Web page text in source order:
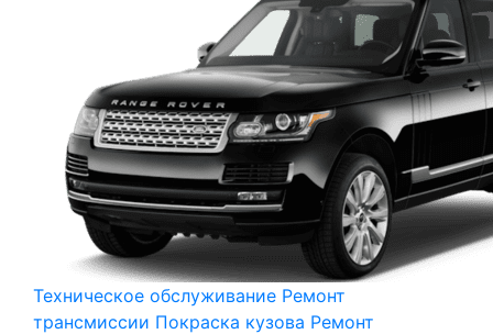
Техническое обслуживание Ремонт
трансмиссии Покраска кузова Ремонт